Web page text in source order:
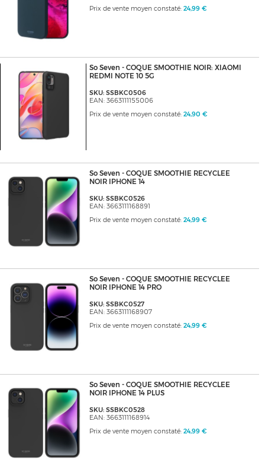
Prix de vente moyen constaté: 24,99 €
So Seven - COQUE SMOOTHIE NOIR: XIAOMI
REDMI NOTE 10 5G
SKU: SSBKC0506
EAN: 3663111155006
Prix de vente moyen constaté: 24,90 €
So Seven - COQUE SMOOTHIE RECYCLEE
NOIR IPHONE 14
SKU: SSBKC0526
EAN: 3663111168891
Prix de vente moyen constaté: 24,99 €
So Seven - COQUE SMOOTHIE RECYCLEE
NOIR IPHONE 14 PRO
SKU: SSBKC0527
EAN: 3663111168907
Prix de vente moyen constaté: 24,99 €
So Seven - COQUE SMOOTHIE RECYCLEE
NOIR IPHONE 14 PLUS
SKU: SSBKC0528
EAN: 3663111168914
Prix de vente moyen constaté: 24,99 €